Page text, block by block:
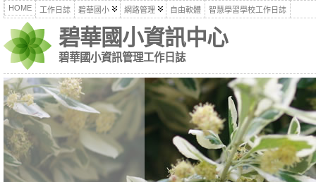
HOME 工作日誌 碧華國小 網路管理 自由軟體 智慧學習學校工作日誌
碧華國小資訊中心
碧華國小資訊管理工作日誌